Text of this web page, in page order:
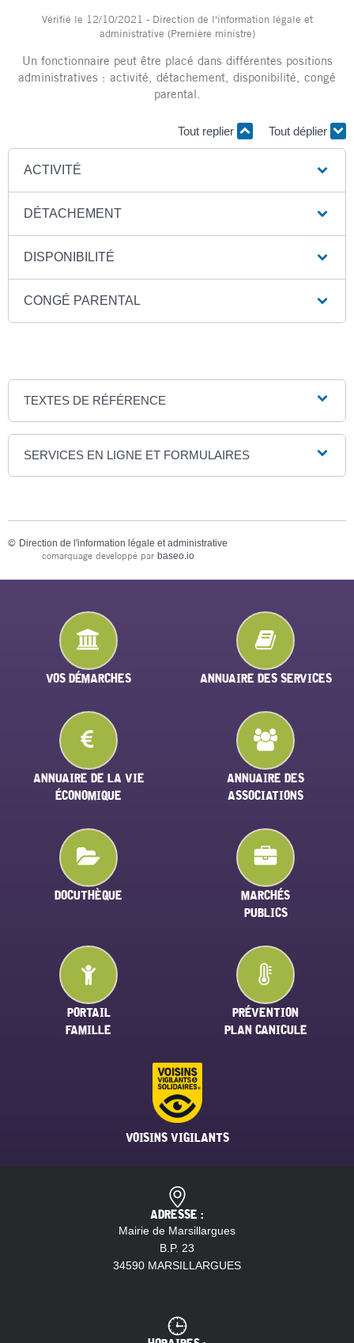
Vérifié le 12/10/2021 - Direction de l'information légale et
administrative (Première ministre)
Un fonctionnaire peut être placé dans différentes positions
administratives : activité, détachement, disponibilité, congé
parental.
Tout replier Tout déplier
ACTIVITÉ
DÉTACHEMENT
DISPONIBILITÉ
CONGÉ PARENTAL
TEXTES DE RÉFÉRENCE
SERVICES EN LIGNE ET FORMULAIRES
© Direction de l'information légale et administrative
comarquage developpé par baseo.io
VOS DÉMARCHES ANNUAIRE DES SERVICES
ANNUAIRE DE LA VIE
ÉCONOMIQUE
ANNUAIRE DES
ASSOCIATIONS
DOCUTHÈQUE
MARCHÉS
PUBLICS
PORTAIL
FAMILLE
PRÉVENTION
PLAN CANICULE
VOISINS VIGILANTS
ADRESSE :
Mairie de Marsillargues
B.P. 23
34590 MARSILLARGUES